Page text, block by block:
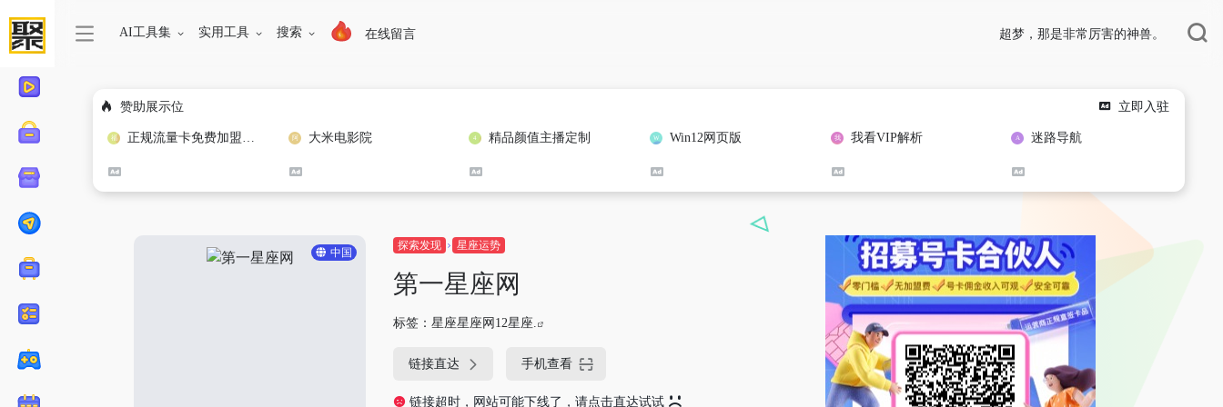
AI工具集 实用工具 搜索 在线留言 超梦，那是非常厉害的神兽。
赞助展示位 立即入驻
正规流量卡免费加盟合作 大米电影院 精品颜值主播定制 Win12网页版 我看VIP解析 迷路导航
中国
探索发现 星座运势
第一星座网
标签： 星座星座网12星座.
链接直达 手机查看
链接超时，网站可能下线了，请点击直达试试